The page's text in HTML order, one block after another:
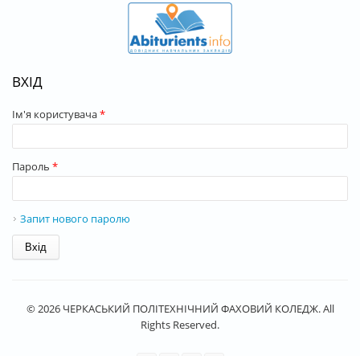
ВХІД
Ім'я користувача*
Пароль *
Запит нового паролю
© 2026 ЧЕРКАСЬКИЙ ПОЛІТЕХНІЧНИЙ ФАХОВИЙ КОЛЕДЖ. All
Rights Reserved.